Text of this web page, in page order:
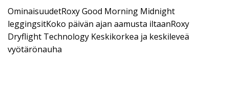
OminaisuudetRoxy Good Morning Midnight
leggingsitKoko päivän ajan aamusta iltaanRoxy
Dryflight Technology Keskikorkea ja keskileveä
vyötärönauha